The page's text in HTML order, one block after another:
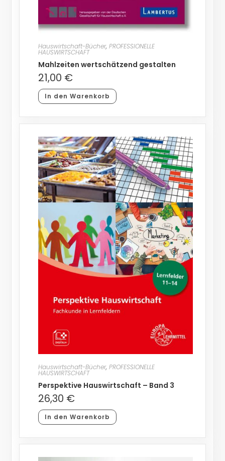
Hauswirtschaft-Bücher, PROFESSIONELLE
HAUSWIRTSCHAFT
Mahlzeiten wertschätzend gestalten
21,00 €
In den Warenkorb
Hauswirtschaft-Bücher, PROFESSIONELLE
HAUSWIRTSCHAFT
Perspektive Hauswirtschaft – Band 3
26,30 €
In den Warenkorb